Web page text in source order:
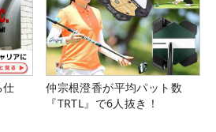
仕
仲宗根澄香が平均パット数
『TRTL』で6人抜き！